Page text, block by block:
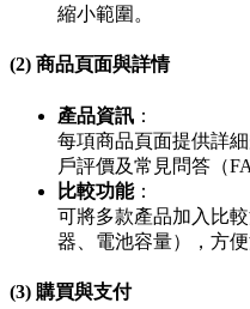
縮小範圍。
(2) 商品頁面與詳情
產品資訊 ：
每項商品頁面提供詳
戶評價及常見問答（
比較功能：
可將多款產品加入比
器、電池容量），方便
(3) 購買與支付